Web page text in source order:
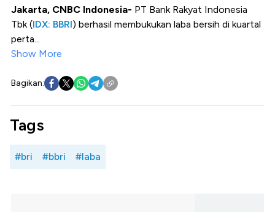
Jakarta, CNBC Indonesia- PT Bank Rakyat Indonesia
Tbk (IDX: BBRI) berhasil membukukan laba bersih di kuartal
perta...
Show More
Bagikan:
Tags
#bri #bbri #laba